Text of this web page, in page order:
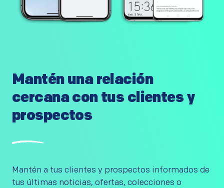
Mantén una relación
cercana con tus clientes y
prospectos
Mantén a tus clientes y prospectos informados de
tus últimas noticias, ofertas, colecciones o